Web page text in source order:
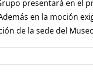
presentará en el
en la moción
de la sede del